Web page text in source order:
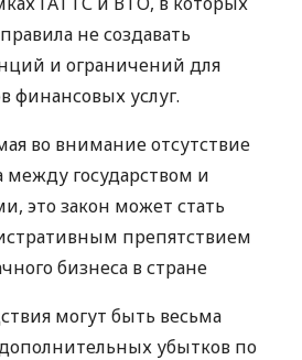
не создавать
и ограничений для
финансовых услуг.
во внимание отсутствие
между государством и
это закон может стать
препятствием
бизнеса в стране
могут быть весьма
убытков по